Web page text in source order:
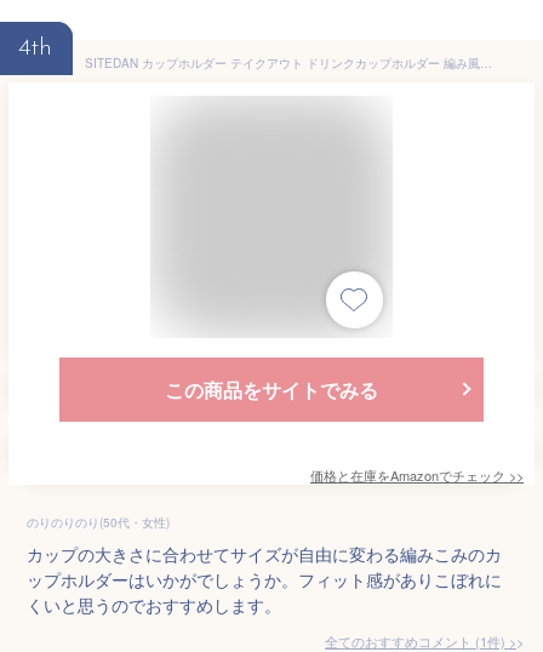
4th
SITEDAN カップホルダー テイクアウト ドリンクカップホルダー 編み風 3個セット 持ち歩き タンブラー キャリア ホルダー コンビニコーヒー 手提げ バッグ 編み込み (オレンジ、紫、赤)
この商品をサイトでみる
価格と在庫をAmazonでチェック >>
のりのりのり(50代・女性)
カップの大きさに合わせてサイズが自由に変わる編みこみのカ
ップホルダーはいかがでしょうか。フィット感がありこぼれに
くいと思うのでおすすめします。
全てのおすすめコメント (1件) >